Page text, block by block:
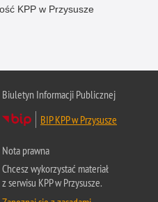
KPP w Przysusze
Biuletyn Informacji Publicznej
BIP KPP w Przysusze
Nota prawna
Chcesz wykorzystać materiał
z serwisu KPP w Przysusze.